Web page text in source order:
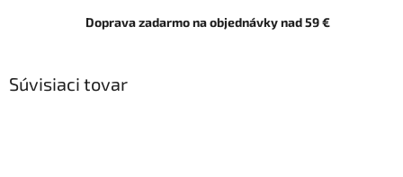
Doprava zadarmo na objednávky nad 59 €
Súvisiaci tovar